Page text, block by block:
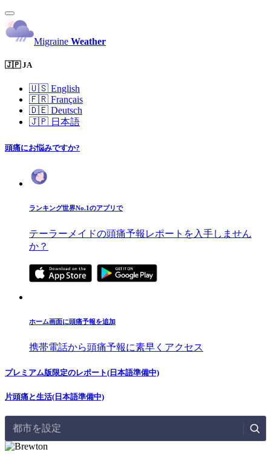
Migraine Weather
🇯🇵 JA
🇺🇸 English
🇫🇷 Français
🇩🇪 Deutsch
🇯🇵 日本語
頭痛にお悩みですか?
ランキング世界No.1のアプリで
テーラーメイドの頭痛予報レポートを入手しません
か？
ホーム画面に頭痛予報を追加
携帯電話から頭痛予報に素早くアクセス
プレミアム版限定のレポート(日本語準備中)
片頭痛と生活(日本語準備中)
都市を設定